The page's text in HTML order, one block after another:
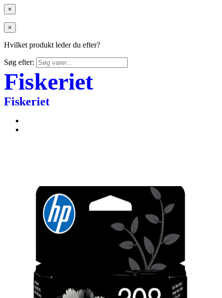
×
×
Hvilket produkt leder du efter?
Søg efter:
Fiskeriet
Fiskeriet